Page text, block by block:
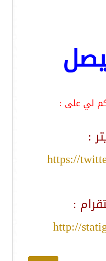
لي على :
:
https://
http://